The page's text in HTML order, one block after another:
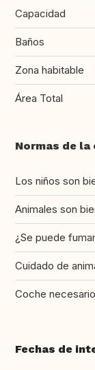
Capacidad
Baños
Zona habitable
Área Total
Normas de la
Los niños son
Animales son
¿Se puede
Cuidado de
Coche necesario
Fechas de